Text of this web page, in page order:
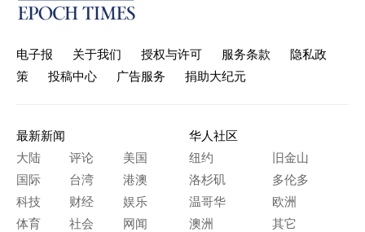
电子报 关于我们 授权与许可 服务条款
隐私政
策
投稿中心 广告服务 捐助大纪元
最新新闻
大陆
评论
美国
国际
台湾
港澳
科技
财经
娱乐
体育
社会 网闻
华人社区
纽约
旧金山
洛杉矶
多伦多
温哥华
欧洲
澳洲
其它